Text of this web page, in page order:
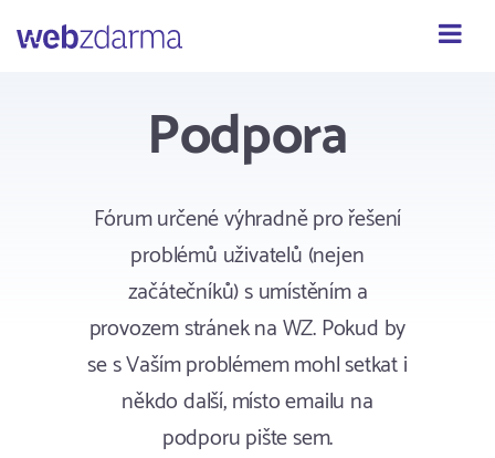
Podpora
Fórum určené výhradně pro řešení
problémů uživatelů (nejen
začátečníků) s umístěním a
provozem stránek na WZ. Pokud by
se s Vaším problémem mohl setkat i
někdo další, místo emailu na
podporu pište sem.